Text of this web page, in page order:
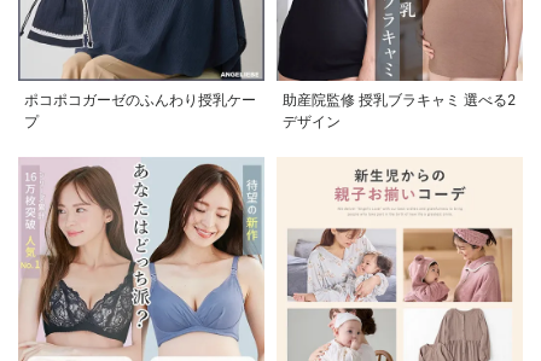
ポコポコガーゼのふんわり授乳ケー
プ
助産院監修 授乳ブラキャミ 選べる2
デザイン